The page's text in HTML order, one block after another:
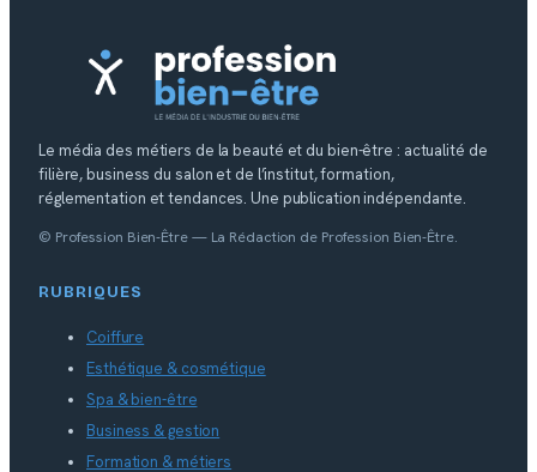
Le média des métiers de la beauté et du bien-être : actualité de
filière, business du salon et de l’institut, formation,
réglementation et tendances. Une publication indépendante.
© Profession Bien-Être — La Rédaction de Profession Bien-Être.
RUBRIQUES
Coiffure
Esthétique & cosmétique
Spa & bien-être
Business & gestion
Formation & métiers